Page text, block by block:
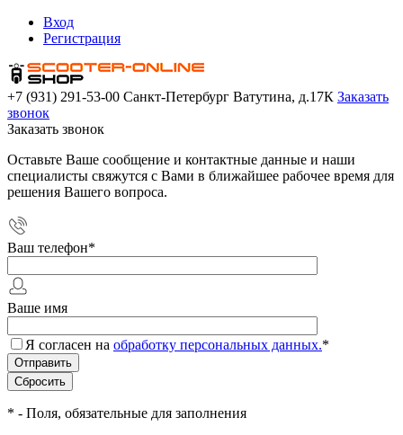
Вход
Регистрация
+7 (931) 291-53-00 Санкт-Петербург Ватутина, д.17К Заказать
звонок
Заказать звонок
Оставьте Ваше сообщение и контактные данные и наши
специалисты свяжутся с Вами в ближайшее рабочее время для
решения Вашего вопроса.
Ваш телефон*
Ваше имя
Я согласен на обработку персональных данных.*
* - Поля, обязательные для заполнения